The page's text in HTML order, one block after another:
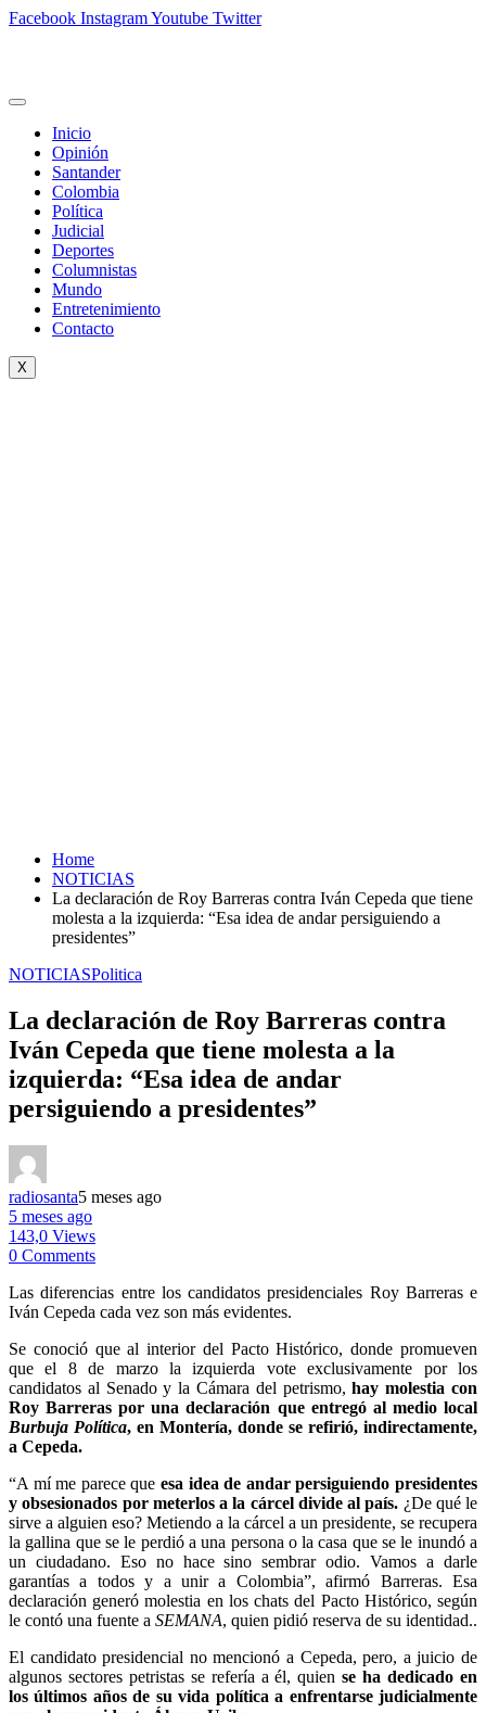
Facebook InstagramYoutube Twitter
Inicio
Opinión
Santander
Colombia
Política
Judicial
Deportes
Columnistas
Mundo
Entretenimiento
Contacto
X
Home
NOTICIAS
La declaración de Roy Barreras contra Iván Cepeda que tiene
molesta a la izquierda: “Esa idea de andar persiguiendo a
presidentes”
NOTICIASPolitica
La declaración de Roy Barreras contra
Iván Cepeda que tiene molesta a la
izquierda: “Esa idea de andar
persiguiendo a presidentes”
radiosanta5 meses ago
5 meses ago
143,0 Views
0 Comments
Las diferencias entre los candidatos presidenciales Roy Barreras e
Iván Cepeda cada vez son más evidentes.
Se conoció que al interior del Pacto Histórico, donde promueven
que el 8 de marzo la izquierda vote exclusivamente por los
candidatos al Senado y la Cámara del petrismo,hay molestia con
Roy Barreras por una declaración que entregó al medio local
Burbuja Política, en Montería, donde se refirió, indirectamente,
a Cepeda.
“A mí me parece que esa idea de andar persiguiendo presidentes
y obsesionados por meterlos a la cárcel divide al país. ¿De qué le
sirve a alguien eso? Metiendo a la cárcel a un presidente, se recupera
la gallina que se le perdió a una persona o la casa que se le inundó a
un ciudadano. Eso no hace sino sembrar odio. Vamos a darle
garantías a todos y a unir a Colombia”, afirmó Barreras. Esa
declaración generó molestia en los chats del Pacto Histórico, según
le contó una fuente a SEMANA, quien pidió reserva de su identidad..
El candidato presidencial no mencionó a Cepeda, pero, a juicio de
algunos sectores petristas se refería a él, quiense ha dedicado en
los últimos años de su vida política a enfrentarse judicialmente